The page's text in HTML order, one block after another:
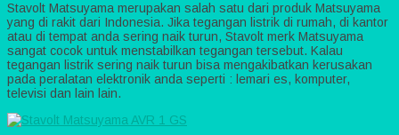
Stavolt Matsuyama merupakan salah satu dari produk Matsuyama
yang di rakit dari Indonesia. Jika tegangan listrik di rumah, di kantor
atau di tempat anda sering naik turun, Stavolt merk Matsuyama
sangat cocok untuk menstabilkan tegangan tersebut. Kalau
tegangan listrik sering naik turun bisa mengakibatkan kerusakan
pada peralatan elektronik anda seperti : lemari es, komputer,
televisi dan lain lain.